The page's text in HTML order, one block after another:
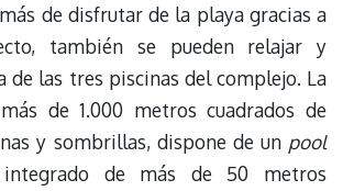
de disfrutar de la playa gracias a
también se pueden relajar y
de las tres piscinas del complejo. La
de 1.000 metros cuadrados de
y sombrillas, dispone de un pool
de más de 50 metros